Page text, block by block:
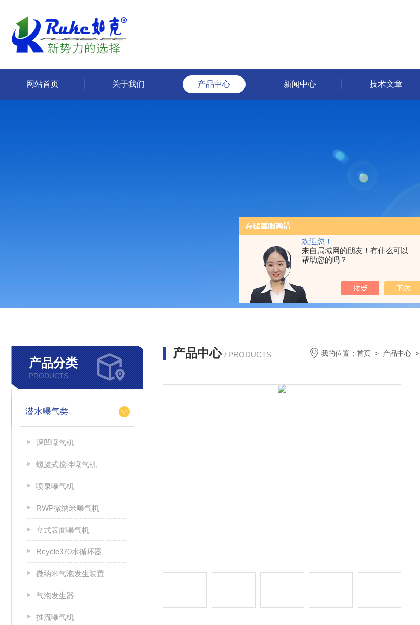
欢迎您！
来自局域网的朋友！有什么可以
帮助您的吗？
网站首页 关于我们 产品中心 新闻中心 技术文章
产品分类
PRODUCTS
潜水曝气类
涡凹曝气机
螺旋式搅拌曝气机
喷泉曝气机
RWP微纳米曝气机
立式表面曝气机
Rcycle370水循环器
微纳米气泡发生装置
气泡发生器
推流曝气机
产品中心 / PRODUCTS 我的位置： 首页 > 产品中心 >